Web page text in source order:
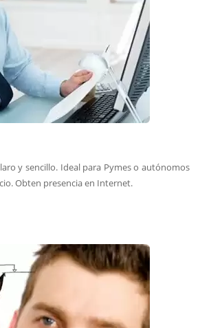
y sencillo. Ideal para Pymes o autónomos
Obten presencia en Internet.